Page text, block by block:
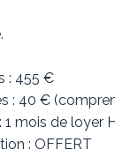
: 455 €
: 40 €
mois de loyer
: OFFERT